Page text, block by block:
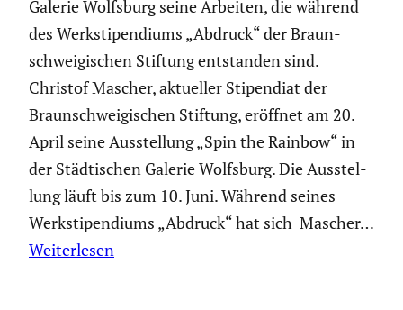
Galerie Wolfsburg seine Arbeiten, die während
des Werksti­pen­diums „Abdruck“ der Braun­
schwei­gi­schen Stiftung entstanden sind.
Christof Mascher, aktueller Stipen­diat der
Braun­schwei­gi­schen Stiftung, eröffnet am 20.
April seine Ausstel­lung „Spin the Rainbow“ in
der Städti­schen Galerie Wolfsburg. Die Ausstel­
lung läuft bis zum 10. Juni. Während seines
Werksti­pen­diums „Abdruck“ hat sich Mascher…
Weiterlesen